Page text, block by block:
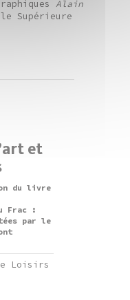
Alain
Supérieure
et
du livre
Frac :
par le
Loisirs